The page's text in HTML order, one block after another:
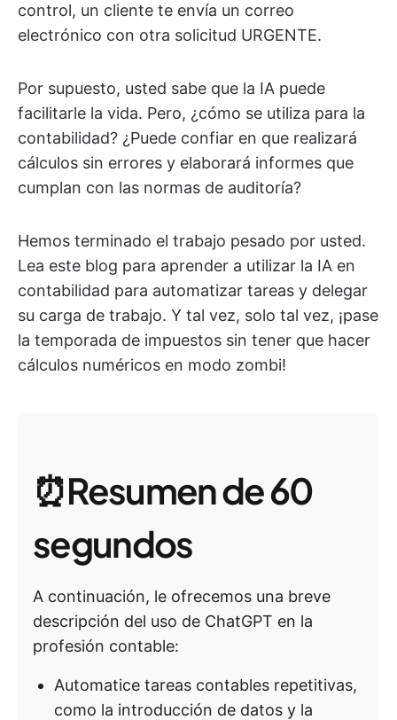
control, un cliente te envía un correo
electrónico con otra solicitud URGENTE.
Por supuesto, usted sabe que la IA puede
facilitarle la vida. Pero, ¿cómo se utiliza para la
contabilidad? ¿Puede confiar en que realizará
cálculos sin errores y elaborará informes que
cumplan con las normas de auditoría?
Hemos terminado el trabajo pesado por usted.
Lea este blog para aprender a utilizar la IA en
contabilidad para automatizar tareas y delegar
su carga de trabajo. Y tal vez, solo tal vez, ¡pase
la temporada de impuestos sin tener que hacer
cálculos numéricos en modo zombi!
⏰Resumen de 60
segundos
A continuación, le ofrecemos una breve
descripción del uso de ChatGPT en la
profesión contable:
Automatice tareas contables repetitivas,
como la introducción de datos y la